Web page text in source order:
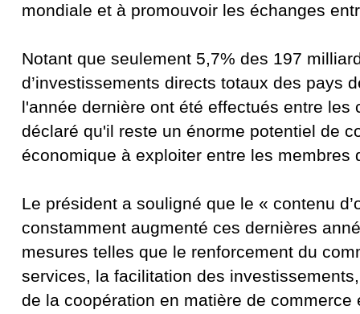
mondiale et à promouvoir les échanges
Notant que seulement 5,7% des 197
d’investissements directs totaux des pays
l'année dernière ont été effectués entre les
déclaré qu'il reste un énorme potentiel de
économique à exploiter entre les membres
Le président a souligné que le « contenu
constamment augmenté ces dernières
mesures telles que le renforcement du
services, la facilitation des
de la coopération en matière de commerce